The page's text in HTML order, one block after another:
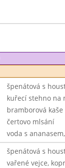
špenátová s
kuřecí stehno na
bramborová kaše
čertovo mlsání
voda s
špenátová s
vařené vejce,